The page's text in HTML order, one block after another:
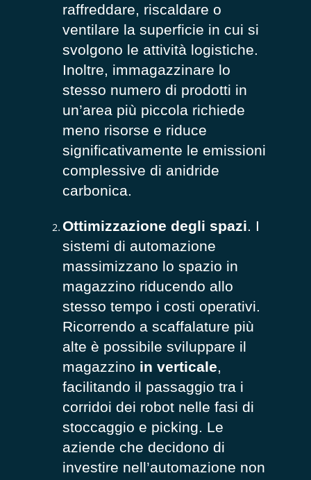
raffreddare, riscaldare o
ventilare la superficie in cui si
svolgono le attività logistiche.
Inoltre, immagazzinare lo
stesso numero di prodotti in
un’area più piccola richiede
meno risorse e riduce
significativamente le emissioni
complessive di anidride
carbonica.
Ottimizzazione degli spazi. I
sistemi di automazione
massimizzano lo spazio in
magazzino riducendo allo
stesso tempo i costi operativi.
Ricorrendo a scaffalature più
alte è possibile sviluppare il
magazzino in verticale,
facilitando il passaggio tra i
corridoi dei robot nelle fasi di
stoccaggio e picking. Le
aziende che decidono di
investire nell’automazione non